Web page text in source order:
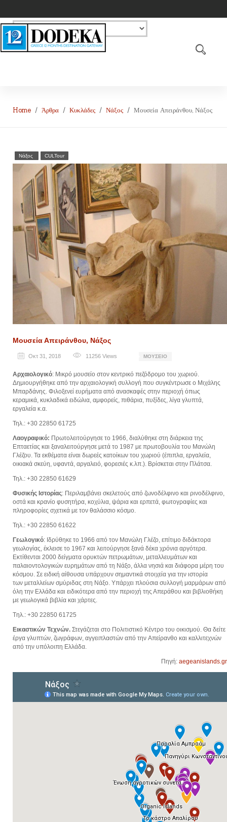
Home Άρθρα Κυκλάδες Νάξος Μουσεία Απειράνθου, Νάξος
Νάξος CULTour
Μουσεία Απειράνθου, Νάξος
Οκτ 31, 2018 11256 Views ΜΟΥΣΕΊΟ
Αρχαιολογικό: Μικρό μουσείο στον κεντρικό πεζόδρομο του χωριού.
Δημιουργήθηκε από την αρχαιολογική συλλογή που συγκέντρωσε ο Μιχάλης
Μπαρδάνης. Φιλοξενεί ευρήματα από ανασκαφές στην περιοχή όπως
κεραμικά, κυκλαδικά ειδώλια, αμφορείς, πιθάρια, πυξίδες, λίγα γλυπτά,
εργαλεία κ.α.
Τηλ.: +30 22850 61725
Λαογραφικό: Πρωτολειτούργησε το 1966, διαλύθηκε στη διάρκεια της
Επταετίας και ξαναλειτούργησε μετά το 1987 με πρωτοβουλία του Μανώλη
Γλέζου. Τα εκθέματα είναι δωρεές κατοίκων του χωριού (έπιπλα, εργαλεία,
οικιακά σκεύη, υφαντά, αργαλειό, φορεσιές κ.λπ.). Βρίσκεται στην Πλάτσα.
Τηλ.: +30 22850 61629
Φυσικής Ιστορίας: Περιλαμβάνει σκελετούς από ζωνοδέλφινο και ρινοδέλφινο,
οστά και κρανίο φυσητήρα, κοχύλια, ψάρια και ερπετά, φωτογραφίες και
πληροφορίες σχετικά με τoν θαλάσσιο κόσμο.
Τηλ.: +30 22850 61622
Γεωλογικό: Ιδρύθηκε το 1966 από τον Μανώλη Γλέζο, επίτιμο διδάκτορα
γεωλογίας, έκλεισε το 1967 και λειτούργησε ξανά δέκα χρόνια αργότερα.
Εκτίθενται 2000 δείγματα ορυκτών πετρωμάτων, μεταλλευμάτων και
παλαιοντολογικών ευρημάτων από τη Νάξο, άλλα νησιά και διάφορα μέρη του
κόσμου. Σε ειδική αίθουσα υπάρχουν σημαντικά στοιχεία για την ιστορία
των μεταλλείων σμύριδας στη Νάξο. Υπάρχει πλούσια συλλογή μαρμάρων από
όλη την Ελλάδα και ειδικότερα από την περιοχή της Απεράθου και βιβλιοθήκη
με γεωλογικά βιβλία και χάρτες.
Tηλ.: +30 22850 61725
Εικαστικών Τεχνών. Στεγάζεται στο Πολιτιστικό Κέντρο του οικισμού. Θα δείτε
έργα γλυπτών, ζωγράφων, αγγειπλαστών από την Απείρανθο και καλλιτεχνών
από την υπόλοιπη Ελλάδα.
Πηγή: aegeanislands.gr